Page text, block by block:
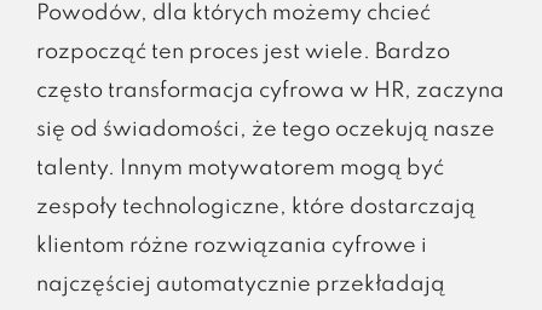
Powodów, dla których możemy chcieć
rozpocząć ten proces jest wiele. Bardzo
często transformacja cyfrowa w HR, zaczyna
się od świadomości, że tego oczekują nasze
talenty. Innym motywatorem mogą być
zespoły technologiczne, które dostarczają
klientom różne rozwiązania cyfrowe i
najczęściej automatycznie przekładają